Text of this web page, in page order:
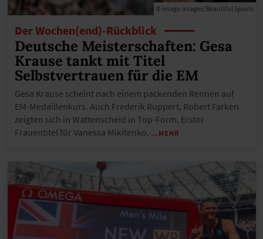
© imago images/Beautiful Sports
Der Wochen(end)-Rückblick
Deutsche Meisterschaften: Gesa
Krause tankt mit Titel
Selbstvertrauen für die EM
Gesa Krause scheint nach einem packenden Rennen auf
EM-Medaillenkurs. Auch Frederik Ruppert, Robert Farken
zeigten sich in Wattenscheid in Top-Form. Erster
Frauentitel für Vanessa Mikitenko. …MEHR